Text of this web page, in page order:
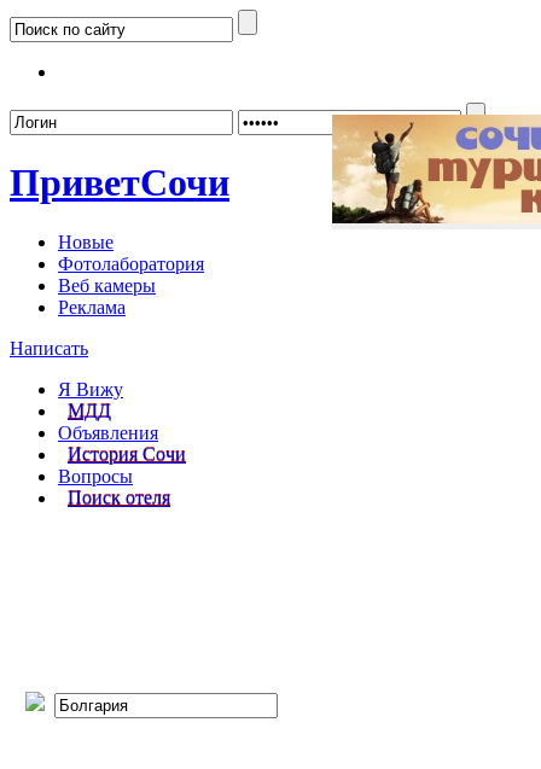
ПриветСочи
Новые
Фотолаборатория
Веб камеры
Реклама
Написать
Я Вижу
МДД
Объявления
История Сочи
Вопросы
Поиск отеля